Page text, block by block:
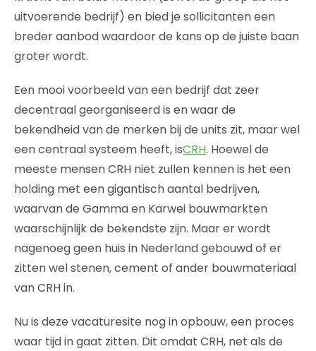
uitvoerende bedrijf) en bied je sollicitanten een
breder aanbod waardoor de kans op de juiste baan
groter wordt.
Een mooi voorbeeld van een bedrijf dat zeer
decentraal georganiseerd is en waar de
bekendheid van de merken bij de units zit, maar wel
een centraal systeem heeft, isCRH. Hoewel de
meeste mensen CRH niet zullen kennen is het een
holding met een gigantisch aantal bedrijven,
waarvan de Gamma en Karwei bouwmarkten
waarschijnlijk de bekendste zijn. Maar er wordt
nagenoeg geen huis in Nederland gebouwd of er
zitten wel stenen, cement of ander bouwmateriaal
van CRH in.
Nu is deze vacaturesite nog in opbouw, een proces
waar tijd in gaat zitten. Dit omdat CRH, net als de